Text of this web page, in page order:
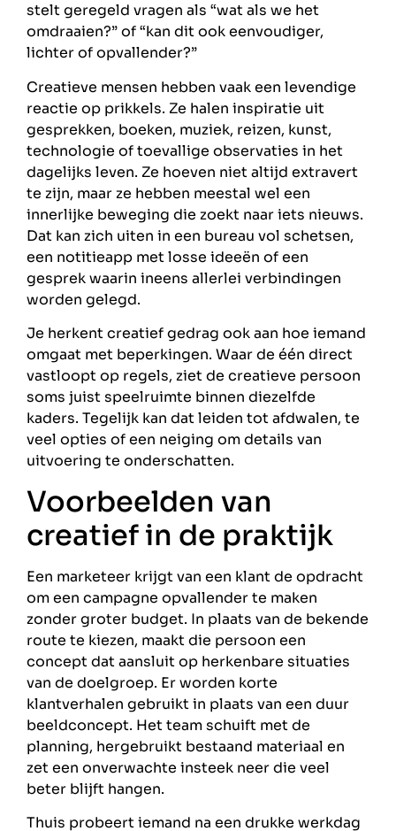
stelt geregeld vragen als “wat als we het
omdraaien?” of “kan dit ook eenvoudiger,
lichter of opvallender?”
Creatieve mensen hebben vaak een levendige
reactie op prikkels. Ze halen inspiratie uit
gesprekken, boeken, muziek, reizen, kunst,
technologie of toevallige observaties in het
dagelijks leven. Ze hoeven niet altijd extravert
te zijn, maar ze hebben meestal wel een
innerlijke beweging die zoekt naar iets nieuws.
Dat kan zich uiten in een bureau vol schetsen,
een notitieapp met losse ideeën of een
gesprek waarin ineens allerlei verbindingen
worden gelegd.
Je herkent creatief gedrag ook aan hoe iemand
omgaat met beperkingen. Waar de één direct
vastloopt op regels, ziet de creatieve persoon
soms juist speelruimte binnen diezelfde
kaders. Tegelijk kan dat leiden tot afdwalen, te
veel opties of een neiging om details van
uitvoering te onderschatten.
Voorbeelden van
creatief in de praktijk
Een marketeer krijgt van een klant de opdracht
om een campagne opvallender te maken
zonder groter budget. In plaats van de bekende
route te kiezen, maakt die persoon een
concept dat aansluit op herkenbare situaties
van de doelgroep. Er worden korte
klantverhalen gebruikt in plaats van een duur
beeldconcept. Het team schuift met de
planning, hergebruikt bestaand materiaal en
zet een onverwachte insteek neer die veel
beter blijft hangen.
Thuis probeert iemand na een drukke werkdag